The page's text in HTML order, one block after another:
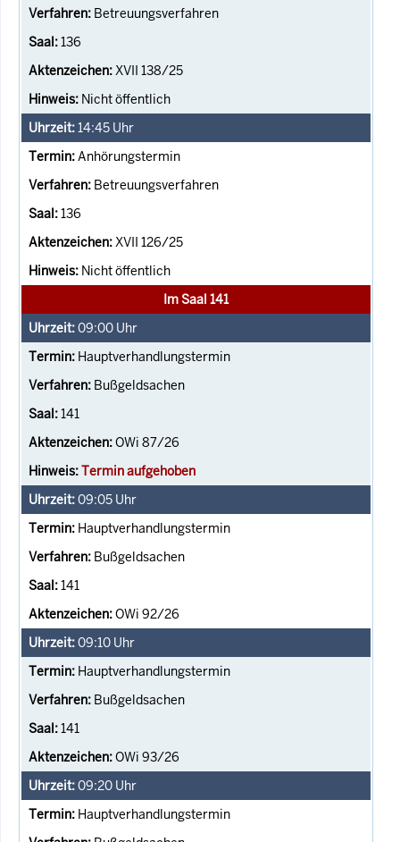
Betreuungsverfahren
136
XVII 138/25
Nicht öffentlich
14:45 Uhr
Anhörungstermin
Betreuungsverfahren
136
XVII 126/25
Nicht öffentlich
Im Saal 141
09:00 Uhr
Hauptverhandlungstermin
Bußgeldsachen
141
OWi 87/26
Termin aufgehoben
09:05 Uhr
Hauptverhandlungstermin
Bußgeldsachen
141
OWi 92/26
09:10 Uhr
Hauptverhandlungstermin
Bußgeldsachen
141
OWi 93/26
09:20 Uhr
Hauptverhandlungstermin